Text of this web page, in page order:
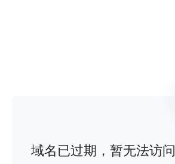
域名已过期，暂无法访问